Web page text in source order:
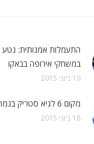
התעמלות אמנותית: נטע
במשחקי אירופה בבאקו
19 ביוני 2015
מקום 6 לגיא סטריק בגמר ירי ל-50 מטר
18 ביוני 2015